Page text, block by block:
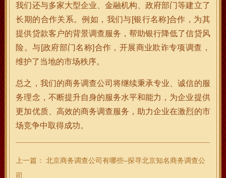
我们还与多家大型企业、金融机构、政府部门等建立了
长期的合作关系。例如，我们与[银行名称]合作，为其
提供贷款客户的背景调查服务，帮助银行降低了信贷风
险。与[政府部门名称]合作，开展商业欺诈专项调查，
维护了当地的市场秩序。
总之，我们的商务调查公司将继续秉承专业、诚信的服
务理念，不断提升自身的服务水平和能力，为企业提供
更加优质、高效的商务调查服务，助力企业在激烈的市
场竞争中取得成功。
上一篇：
北京商务调查公司有哪些–探寻北京知名商务调查公
司